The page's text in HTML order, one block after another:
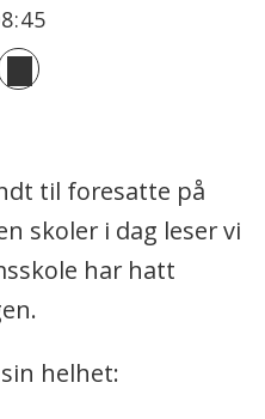
til foresatte på
skoler i dag leser vi
har hatt
helhet: